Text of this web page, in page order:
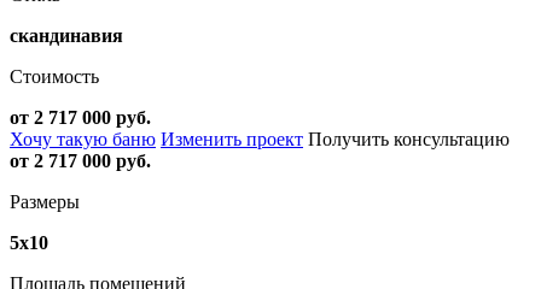
скандинавия
Стоимость
от 2 717 000 руб.
Хочу такую баню Изменить проект Получить консультацию
от 2 717 000 руб.
Размеры
5х10
Площадь помещений